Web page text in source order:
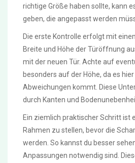
richtige Größe haben sollte, kann
geben, die angepasst werden
Die erste Kontrolle erfolgt mit
Breite und Höhe der Türöffnung
mit der neuen Tür. Achte auf
besonders auf der Höhe, da es
Abweichungen kommt. Diese
durch Kanten und
Ein ziemlich praktischer Schritt ist
Rahmen zu stellen, bevor die
werden. So kannst du besser
Anpassungen notwendig sind.